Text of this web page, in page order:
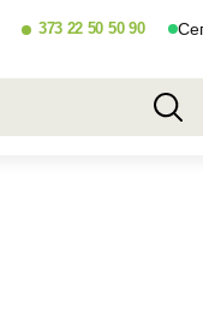
373 22 50 50 90